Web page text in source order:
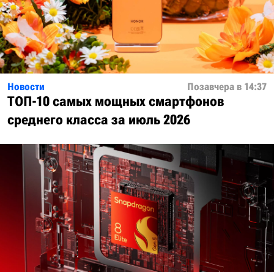
Новости Позавчера в 14:37
ТОП-10 самых мощных смартфонов
среднего класса за июль 2026